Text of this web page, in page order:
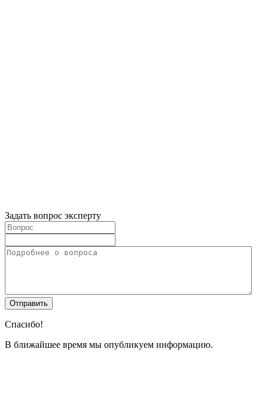
Задать вопрос эксперту
Спасибо!
В ближайшее время мы опубликуем информацию.